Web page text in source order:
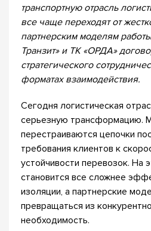
транспортную отрасль
все чаще переходят от
партнерским моделям
Транзит» и ТК «ОРДА»
стратегического
форматах взаимодействия.
Сегодня логистическая
серьезную трансформацию.
перестраиваются цепочки
требования клиентов к
устойчивости перевозок. На
становится все сложнее
изоляции, а партнерские
превращаться из
необходимость.